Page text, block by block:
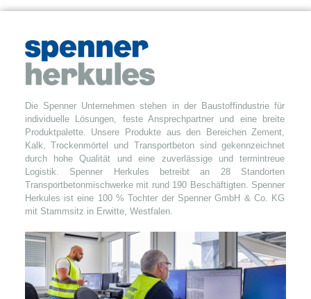
Die Spenner Unternehmen stehen in der Baustoffindustrie für
individuelle Lösungen, feste Ansprechpartner und eine breite
Produktpalette. Unsere Produkte aus den Bereichen Zement,
Kalk, Trockenmörtel und Transportbeton sind gekennzeichnet
durch hohe Qualität und eine zuverlässige und termintreue
Logistik. Spenner Herkules betreibt an 28 Standorten
Transportbetonmischwerke mit rund 190 Beschäftigten. Spenner
Herkules ist eine 100 % Tochter der Spenner GmbH & Co. KG
mit Stammsitz in Erwitte, Westfalen.